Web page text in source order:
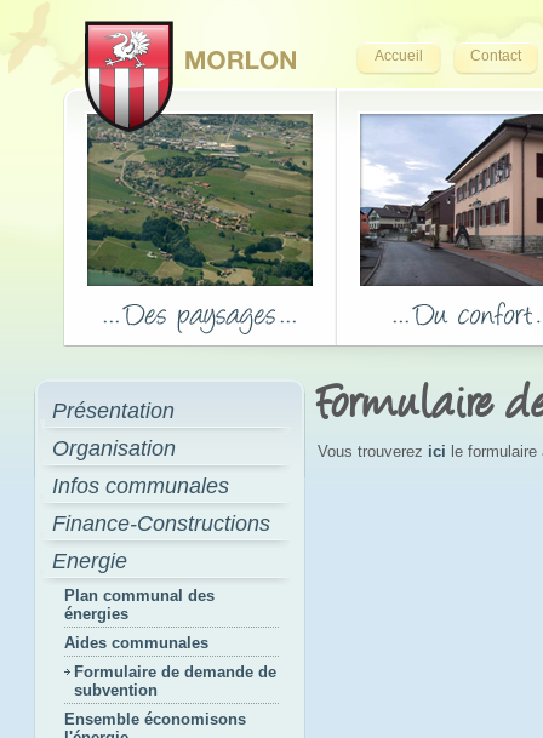
Accueil Contact
Présentation
Organisation
Infos communales
Finance-Constructions
Energie
Plan communal des
énergies
Aides communales
Formulaire de demande de
subvention
Ensemble économisons
Formulaire
Vous trouverez ici le